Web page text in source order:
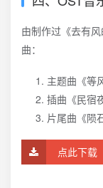
由制作过《去有
曲：
主题曲《等
插曲《民宿
片尾曲《陨
点此下载